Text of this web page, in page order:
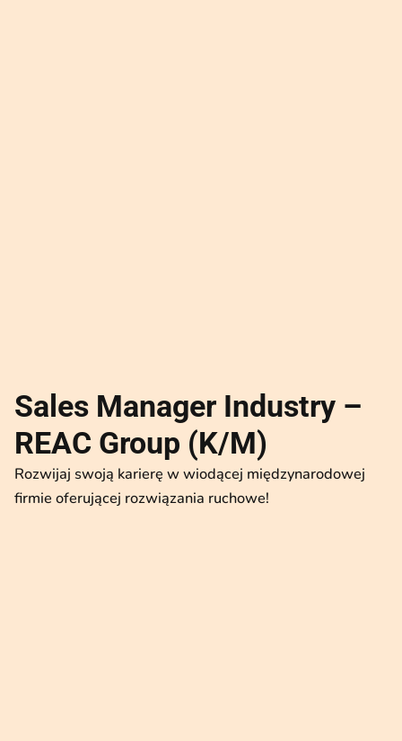
Sales Manager Industry –
REAC Group (K/M)
Rozwijaj swoją karierę w wiodącej międzynarodowej
firmie oferującej rozwiązania ruchowe!